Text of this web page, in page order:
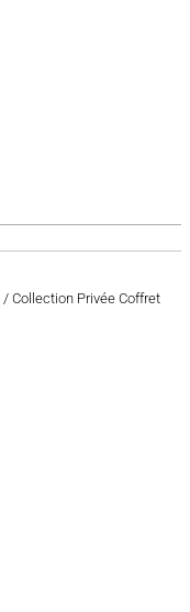
/ Collection Privée Coffret